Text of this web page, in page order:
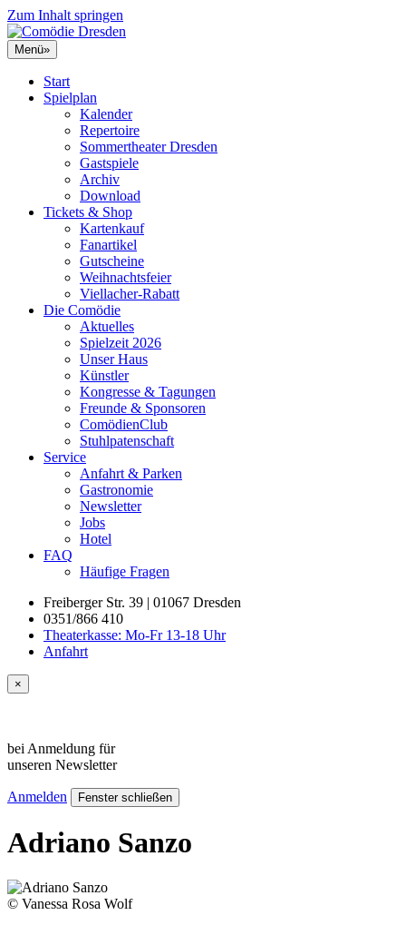
Zum Inhalt springen
Menü»
Start
Spielplan
Kalender
Repertoire
Sommertheater Dresden
Gastspiele
Archiv
Download
Tickets & Shop
Kartenkauf
Fanartikel
Gutscheine
Weihnachtsfeier
Viellacher-Rabatt
Die Comödie
Aktuelles
Spielzeit 2026
Unser Haus
Künstler
Kongresse & Tagungen
Freunde & Sponsoren
ComödienClub
Stuhlpatenschaft
Service
Anfahrt & Parken
Gastronomie
Newsletter
Jobs
Hotel
FAQ
Häufige Fragen
Freiberger Str. 39 | 01067 Dresden
0351/866 410
Theaterkasse: Mo-Fr 13-18 Uhr
Anfahrt
×
bei Anmeldung für
unseren Newsletter
Anmelden Fenster schließen
Adriano Sanzo
© Vanessa Rosa Wolf